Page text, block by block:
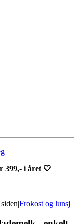
399,- i året 🤍
|Frokost og lunsj